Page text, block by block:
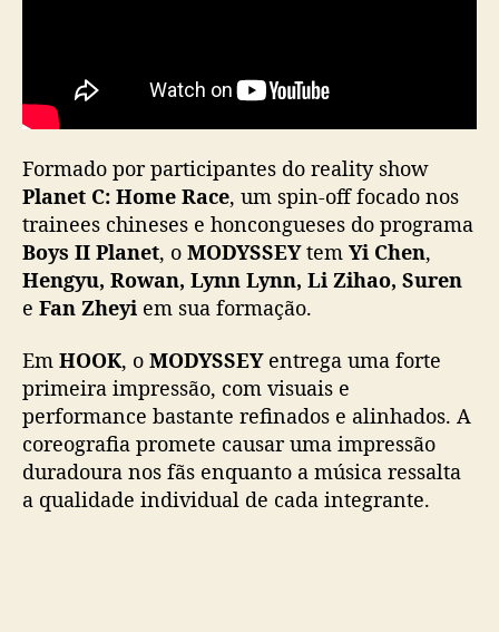
d
u
z
d
r
3
R
A
C
H
Formado por participantes do reality show
Planet C: Home Race, um spin-off focado nos
trainees chineses e honcongueses do programa
Boys II Planet, o MODYSSEYtem Yi Chen,
Hengyu, Rowan, Lynn Lynn, Li Zihao, Suren
e Fan Zheyi em sua formação.
Em HOOK, o MODYSSEYentrega uma forte
primeira impressão, com visuais e
performance bastante refinados e alinhados. A
coreografia promete causar uma impressão
duradoura nos fãs enquanto a música ressalta
a qualidade individual de cada integrante.